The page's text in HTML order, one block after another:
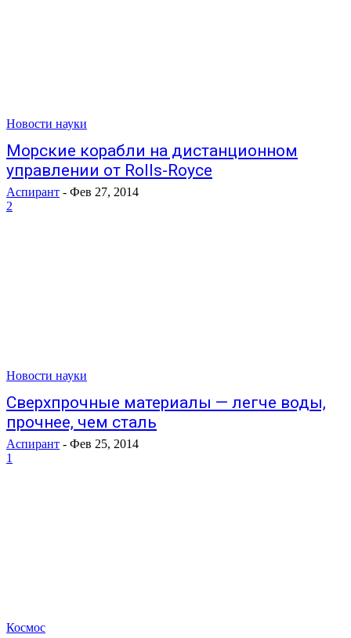
Новости науки
Морские корабли на дистанционном
управлении от Rolls-Royce
Аспирант - Фев 27, 2014
2
Новости науки
Сверхпрочные материалы — легче воды,
прочнее, чем сталь
Аспирант - Фев 25, 2014
1
Космос